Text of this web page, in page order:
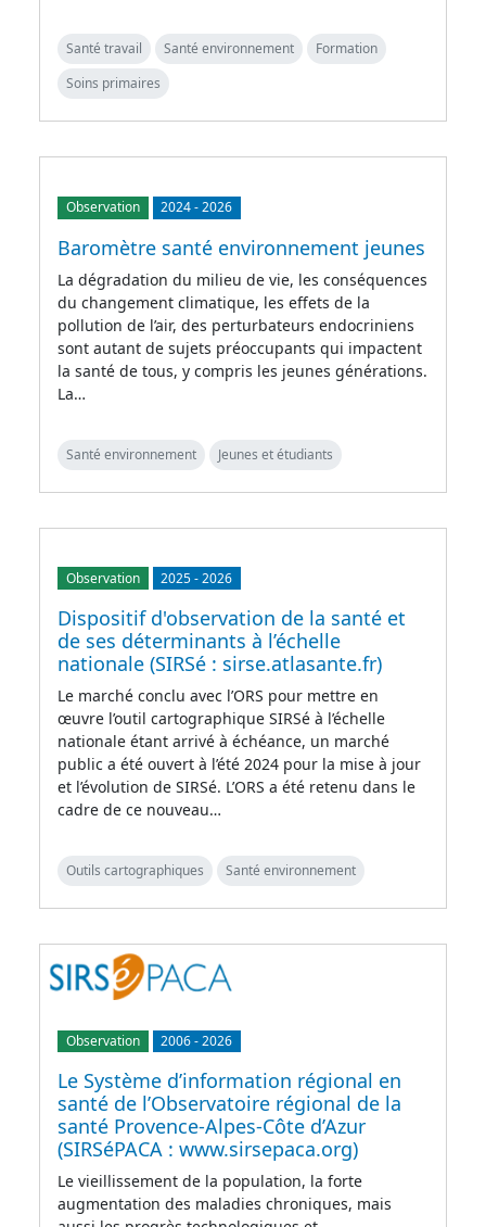
Santé travail Santé environnement
Formation
Soins primaires
Observation 2024-2026
Baromètre santé environnement jeunes
La dégradation du milieu de vie, les conséquences
du changement climatique, les effets de la
pollution de l’air, des perturbateurs endocriniens
sont autant de sujets préoccupants qui impactent
la santé de tous, y compris les jeunes générations.
La…
Santé environnement Jeunes et étudiants
Observation 2025-2026
Dispositif d'observation de la santé et
de ses déterminants à l’échelle
nationale (SIRSé : sirse.atlasante.fr)
Le marché conclu avec l’ORS pour mettre en
œuvre l’outil cartographique SIRSé à l’échelle
nationale étant arrivé à échéance, un marché
public a été ouvert à l’été 2024 pour la mise à jour
et l’évolution de SIRSé. L’ORS a été retenu dans le
cadre de ce nouveau…
Outils cartographiques Santé environnement
Observation 2006-2026
Le Système d’information régional en
santé de l’Observatoire régional de la
santé Provence-Alpes-Côte d’Azur
(SIRSéPACA : www.sirsepaca.org)
Le vieillissement de la population, la forte
augmentation des maladies chroniques, mais